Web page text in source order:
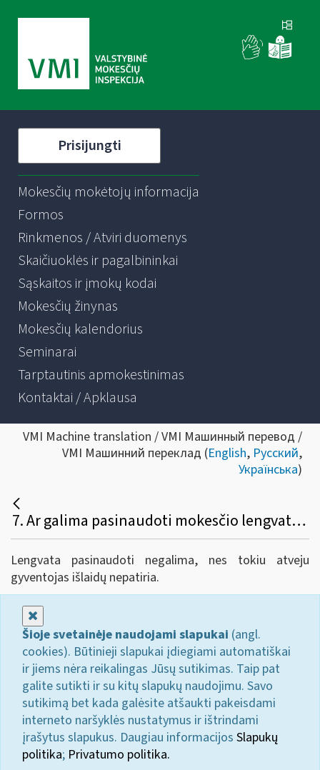
Prisijungti
Mokesčių mokėtojų informacija
Formos
Rinkmenos / Atviri duomenys
Skaičiuoklės ir pagalbininkai
Sąskaitos ir įmokų kodai
Mokesčių žinynas
Mokesčių kalendorius
Seminarai
Tarptautinis apmokestinimas
Kontaktai / Apklausa
VMI Machine translation / VMI Машинный перевод /
VMI Машинний переклад (English, Русский,
Українська)
7. Ar galima pasinaudoti mokesčio lengvata, jeigu papildomas pensijų įmokas gyventojo naudai moka darbdavys?
Lengvata pasinaudoti negalima, nes tokiu atveju
gyventojas išlaidų nepatiria.
Šioje svetainėje naudojami slapukai (angl.
cookies). Būtinieji slapukai įdiegiami automatiškai
ir jiems nėra reikalingas Jūsų sutikimas. Taip pat
galite sutikti ir su kitų slapukų naudojimu. Savo
sutikimą bet kada galėsite atšaukti pakeisdami
interneto naršyklės nustatymus ir ištrindami
įrašytus slapukus. Daugiau informacijos Slapukų
politika; Privatumo politika.